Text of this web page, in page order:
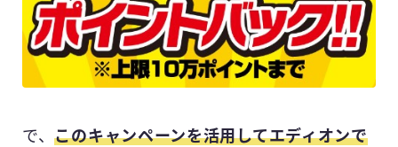
で、このキャンペーンを活用してエディオンで